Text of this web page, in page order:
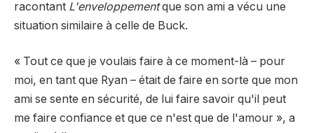
racontant L'enveloppementque son ami a vécu une
situation similaire à celle de Buck.
« Tout ce que je voulais faire à ce moment-là – pour
moi, en tant que Ryan – était de faire en sorte que mon
ami se sente en sécurité, de lui faire savoir qu'il peut
me faire confiance et que ce n'est que de l'amour », a